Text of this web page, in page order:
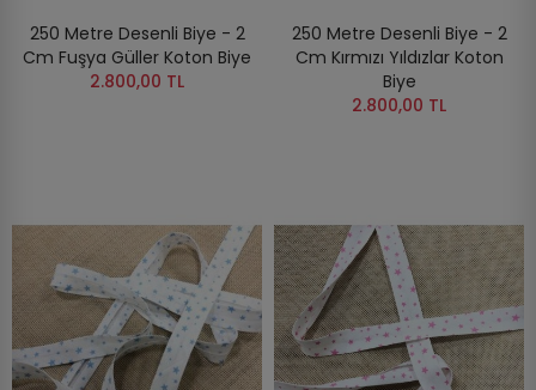
250 Metre Desenli Biye - 2
Cm Fuşya Güller Koton Biye
2.800,00 TL
250 Metre Desenli Biye - 2
Cm Kırmızı Yıldızlar Koton
Biye
2.800,00 TL